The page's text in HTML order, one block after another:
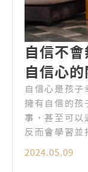
自信不
自信心的
自信心是孩子
擁有自信的孩
事，甚至可以
反而會學習並
2024.05.09